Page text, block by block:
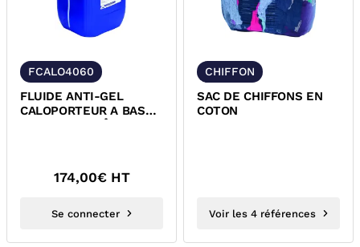
FCALO4060
FLUIDE ANTI-GEL
CALOPORTEUR A BASE
174,00€ HT
Se connecter
CHIFFON
SAC DE CHIFFONS EN
COTON
Voir les 4 références